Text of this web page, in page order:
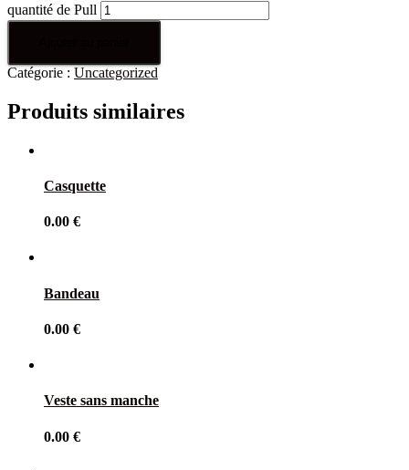
quantité de Pull
Catégorie : Uncategorized
Produits similaires
Casquette
0.00 €
Bandeau
0.00 €
Veste sans manche
0.00 €